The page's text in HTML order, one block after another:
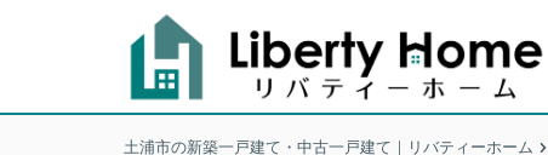
土浦市の新築一戸建て・中古一戸建て｜リバティーホーム